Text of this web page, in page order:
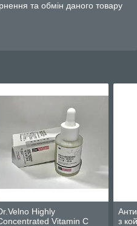
та обмін даного товару
Highly
Vitamin C
з